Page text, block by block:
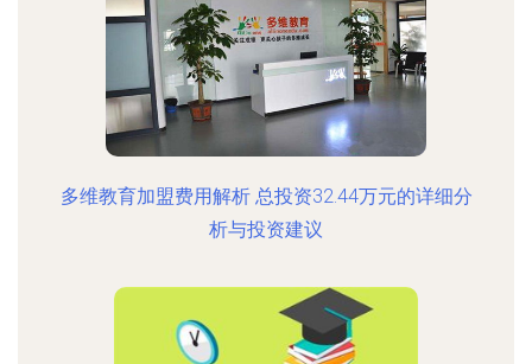
多维教育加盟费用解析 总投资32.44万元的详细分
析与投资建议